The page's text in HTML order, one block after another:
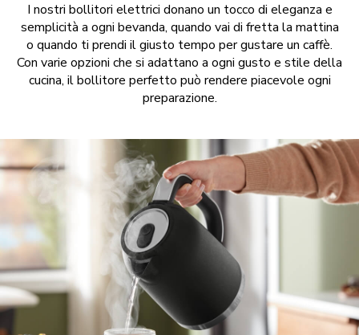
I nostri bollitori elettrici donano un tocco di eleganza e
semplicità a ogni bevanda, quando vai di fretta la mattina
o quando ti prendi il giusto tempo per gustare un caffè.
Con varie opzioni che si adattano a ogni gusto e stile della
cucina, il bollitore perfetto può rendere piacevole ogni
preparazione.